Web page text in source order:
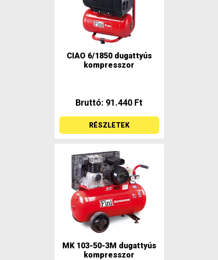
CIAO 6/1850 dugattyús
kompresszor
Bruttó: 91.440 Ft
RÉSZLETEK
MK 103-50-3M dugattyús
kompresszor